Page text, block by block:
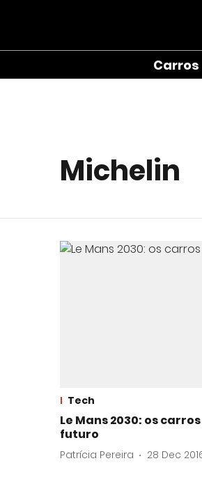
Carros
Michelin
Tech
Le Mans 2030: os
futuro
Patrícia Pereira 28 Dec